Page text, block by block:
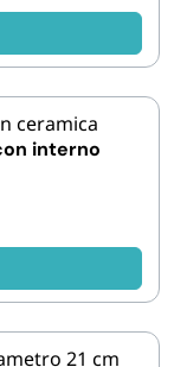
interno